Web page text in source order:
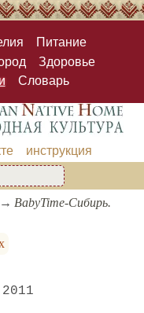
Питание
Здоровье
Словарь
инструкция
BabyTime-Сибирь.